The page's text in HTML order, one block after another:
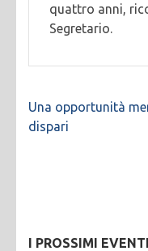
quattro anni,
Segretario.
Navigazione
articoli
Una opportunità
dispari
I PROSSIMI EVENTI